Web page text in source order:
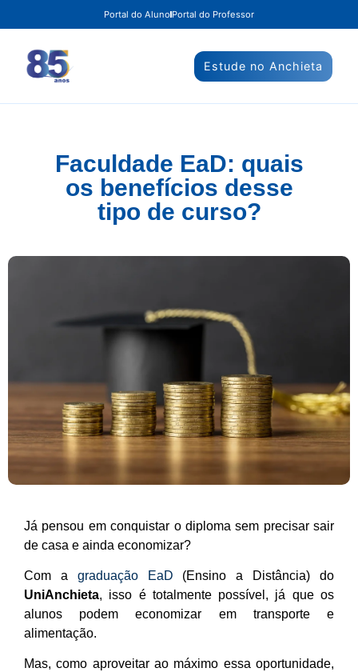
Portal do Aluno Portal do Professor
Estude no Anchieta
Faculdade EaD: quais
os benefícios desse
tipo de curso?
Já pensou em conquistar o diploma sem precisar sair
de casa e ainda economizar?
Com a graduação EaD (Ensino a Distância) do
UniAnchieta, isso é totalmente possível, já que os
alunos podem economizar em transporte e
alimentação.
Mas, como aproveitar ao máximo essa oportunidade,